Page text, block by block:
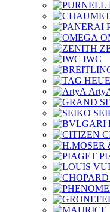
IWC